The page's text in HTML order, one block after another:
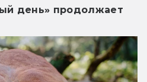
день» продолжает